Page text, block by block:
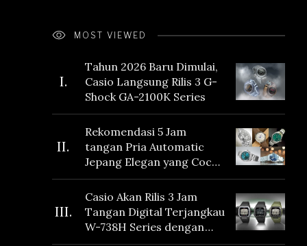
MOST VIEWED
I.
Tahun 2026 Baru Dimulai,
Casio Langsung Rilis 3 G-
Shock GA-2100K Series
II.
Rekomendasi 5 Jam
tangan Pria Automatic
Jepang Elegan yang Cocok
Dikoleksi di 2026
III.
Casio Akan Rilis 3 Jam
Tangan Digital Terjangkau
W-738H Series dengan
Masa Baterai 10 Tahun